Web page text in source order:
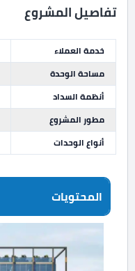
تفاصيل المشروع
خدمة العملاء
مساحة الوحدة
أنظمة السداد
مطور المشروع
أنواع الوحدات
المحتويات